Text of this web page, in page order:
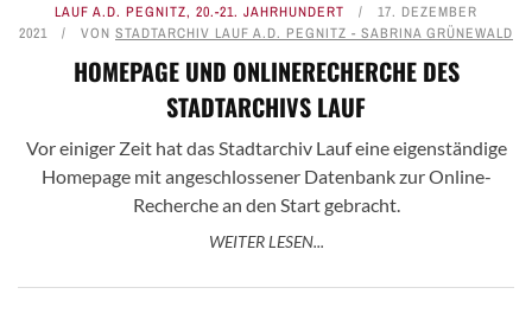
LAUF A.D. PEGNITZ, 20.-21. JAHRHUNDERT
17. DEZEMBER
2021
VON STADTARCHIV LAUF A.D. PEGNITZ - SABRINA GRÜNEWALD
HOMEPAGE UND ONLINERECHERCHE DES
STADTARCHIVS LAUF
Vor einiger Zeit hat das Stadtarchiv Lauf eine eigenständige
Homepage mit angeschlossener Datenbank zur Online-
Recherche an den Start gebracht.
WEITER LESEN...